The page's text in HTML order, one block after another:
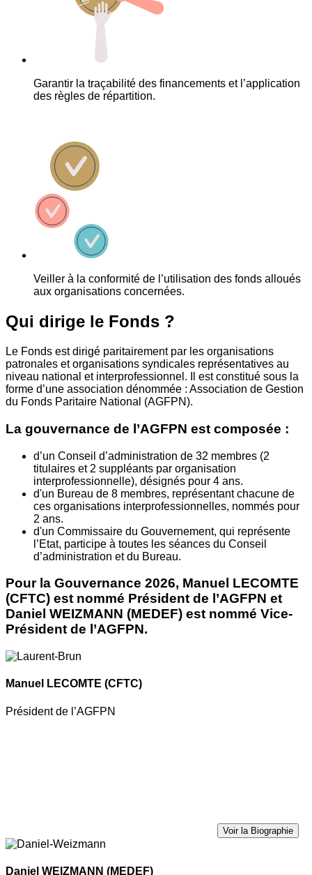
Garantir la traçabilité des financements et l’application
des règles de répartition.
Veiller à la conformité de l’utilisation des fonds alloués
aux organisations concernées.
Qui dirige le Fonds ?
Le Fonds est dirigé paritairement par les organisations
patronales et organisations syndicales représentatives au
niveau national et interprofessionnel. Il est constitué sous la
forme d’une association dénommée : Association de Gestion
du Fonds Paritaire National (AGFPN).
La gouvernance de l’AGFPN est composée :
d’un Conseil d’administration de 32 membres (2
titulaires et 2 suppléants par organisation
interprofessionnelle), désignés pour 4 ans.
d'un Bureau de 8 membres, représentant chacune de
ces organisations interprofessionnelles, nommés pour
2 ans.
d'un Commissaire du Gouvernement, qui représente
l’Etat, participe à toutes les séances du Conseil
d’administration et du Bureau.
Pour la Gouvernance 2026, Manuel LECOMTE
(CFTC) est nommé Président de l’AGFPN et
Daniel WEIZMANN (MEDEF) est nommé Vice-
Président de l’AGFPN.
Manuel LECOMTE (CFTC)
Président de l’AGFPN
Voir la Biographie
Daniel WEIZMANN (MEDEF)